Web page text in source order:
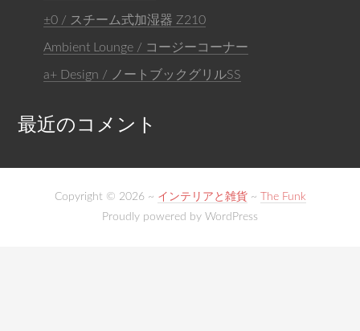
±0 / スチーム式加湿器 Z210
Ambient Lounge / コージーコーナー
a+ Design / ノートブックグリルSS
最近のコメント
Copyright © 2026 ~ インテリアと雑貨~
The Funk
Proudly powered by WordPress